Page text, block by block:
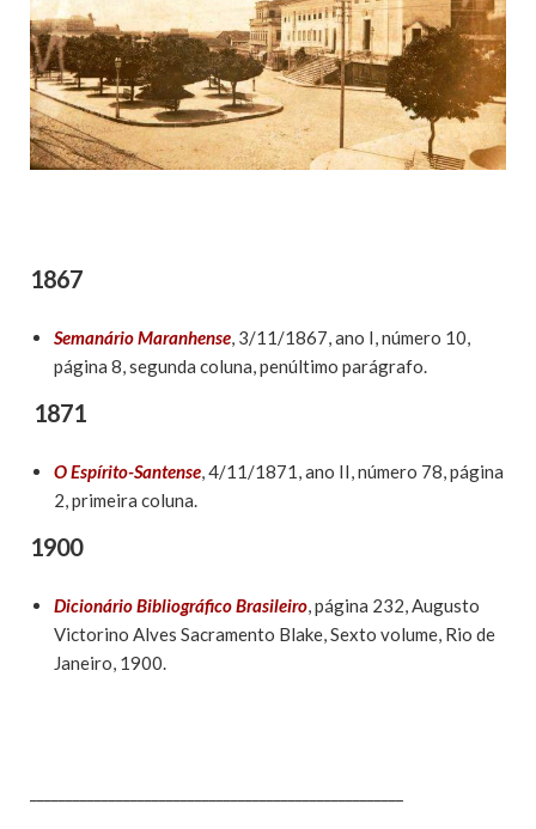
1867
Semanário Maranhense , 3/11/1867, ano I, número 10,
página 8, segunda coluna, penúltimo parágrafo.
1871
O Espírito-Santense , 4/11/1871, ano II, número 78, página
2, primeira coluna.
1900
Dicionário Bibliográfico Brasileiro , página 232, Augusto
Victorino Alves Sacramento Blake, Sexto volume, Rio de
Janeiro, 1900.